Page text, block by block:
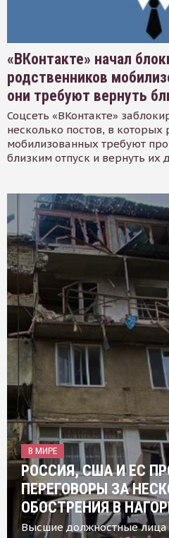
«ВКонтакте» начал
родственников
они требуют вернуть
Соцсеть «ВКонтакте»
несколько постов, в которых
мобилизованных требуют
близким отпуск и вернуть их
В МИРЕ
РОССИЯ, США И ЕС
ПЕРЕГОВОРЫ ЗА
ОБОСТРЕНИЯ В
Высшие должностные